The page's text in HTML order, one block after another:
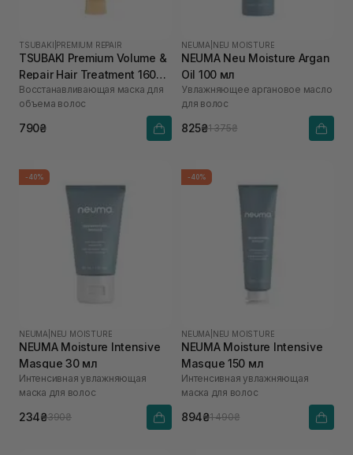
TSUBAKI PREMIUM REPAIR
TSUBAKI Premium Volume &
Repair Hair Treatment 160
мл
Восстанавливающая маска для
объема волос
790₴
NEUMA NEU MOISTURE
NEUMA Neu Moisture Argan
Oil 100 мл
Увлажняющее аргановое масло
для волос
825₴1 375₴
-40%
NEUMA NEU MOISTURE
NEUMA Moisture Intensive
Masque 30 мл
Интенсивная увлажняющая
маска для волос
234₴390₴
-40%
NEUMA NEU MOISTURE
NEUMA Moisture Intensive
Masque 150 мл
Интенсивная увлажняющая
маска для волос
894₴1 490₴